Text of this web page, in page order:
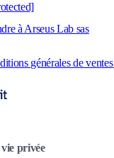
à Arseus Lab sas
générales de ventes
privée